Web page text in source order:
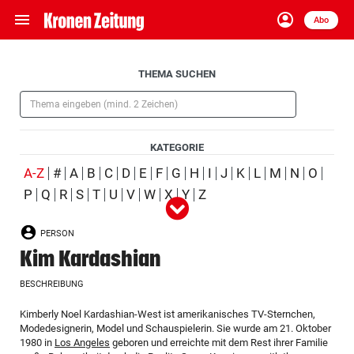
menu Navigation
ein-/ausklappen
account_circle
Anmelden
Abo
close Schließen
account_circle
arrow_right
pin_drop
Wien arrow_rightBundesland
Suchbegriff
eingeben
THEMA SUCHEN
KATEGORIE
Alle
(ausgewählt)
Person Ort
Produkt
A-Z(ausgewählt)
# A B C D E F G H I J K L M N
O
P
Q R S T U V W X Y Z
PERSON
Kim Kardashian
BESCHREIBUNG
Aufklappen
Kimberly Noel Kardashian-West ist amerikanisches TV-Sternchen,
Modedesignerin, Model und Schauspielerin. Sie wurde am 21. Oktober
1980 in Los Angeles geboren und erreichte mit dem Rest ihrer Familie